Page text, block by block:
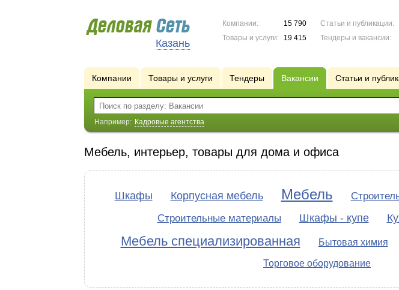
Казань
Компании:
15 790
Товары и услуги:
19 415
Статьи и публикации:
Тендеры и вакансии:
Компании Товары и услуги Тендеры Вакансии Статьи и
Например: Кадровые агентства
Мебель, интерьер, товары для дома и офиса
Шкафы Корпусная мебель Мебель
Строительные материалы
Шкафы - купе
Мебель специализированная Бытовая химия
Торговое оборудование